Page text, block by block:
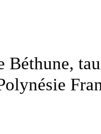
Béthune,